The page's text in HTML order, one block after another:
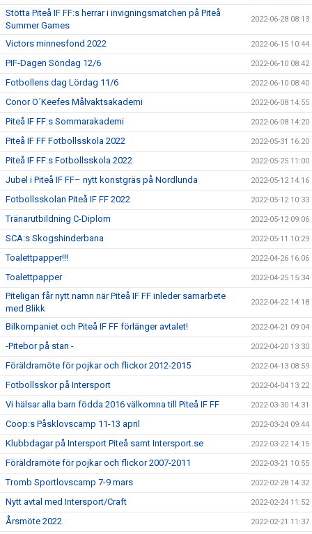
Stötta Piteå IF FF:s herrar i invigningsmatchen på Piteå
Summer Games
2022-06-28 08:13
Victors minnesfond 2022 2022-06-15 10:44
PIF-Dagen Söndag 12/6 2022-06-10 08:42
Fotbollens dag Lördag 11/6 2022-06-10 08:40
Conor O´Keefes Målvaktsakademi 2022-06-08 14:55
Piteå IF FF:s Sommarakademi 2022-06-08 14:20
Piteå IF FF Fotbollsskola 2022 2022-05-31 16:20
Piteå IF FF:s Fotbollsskola 2022 2022-05-25 11:00
Jubel i Piteå IF FF– nytt konstgräs på Nordlunda 2022-05-12 14:16
Fotbollsskolan Piteå IF FF 2022 2022-05-12 10:33
Tränarutbildning C-Diplom 2022-05-12 09:06
SCA:s Skogshinderbana 2022-05-11 10:29
Toalettpapper!!! 2022-04-26 16:06
Toalettpapper 2022-04-25 15:34
Piteligan får nytt namn när Piteå IF FF inleder samarbete
med Blikk
2022-04-22 14:18
Bilkompaniet och Piteå IF FF förlänger avtalet! 2022-04-21 09:04
-Pitebor på stan - 2022-04-20 13:30
Föräldramöte för pojkar och flickor 2012-2015 2022-04-13 08:59
Fotbollsskor på Intersport 2022-04-04 13:22
Vi hälsar alla barn födda 2016 välkomna till Piteå IF FF 2022-03-30 14:31
Coop:s Påsklovscamp 11-13 april 2022-03-24 09:44
Klubbdagar på Intersport Piteå samt Intersport.se 2022-03-22 14:15
Föräldramöte för pojkar och flickor 2007-2011 2022-03-21 10:55
Tromb Sportlovscamp 7-9 mars 2022-02-28 14:32
Nytt avtal med Intersport/Craft 2022-02-24 11:52
Årsmöte 2022 2022-02-21 11:37